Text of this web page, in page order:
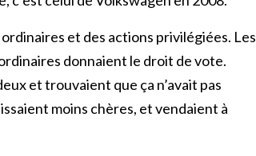
et des actions privilégiées. Les
donnaient le droit de vote.
et trouvaient que ça n’avait pas
moins chères, et vendaient à